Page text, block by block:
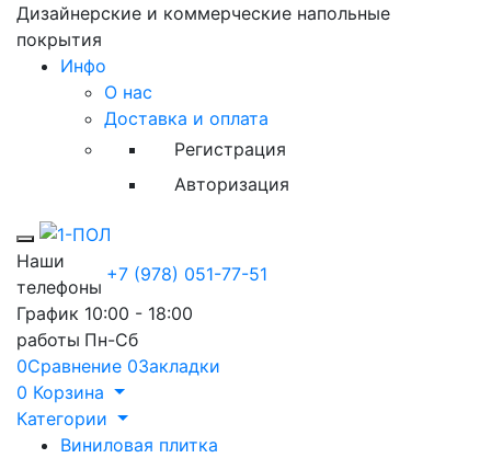
Дизайнерские и коммерческие напольные
покрытия
Инфо
О нас
Доставка и оплата
Регистрация
Авторизация
Toggle mobile menu
Наши
телефоны
+7 (978) 051-77-51
График
работы
10:00 - 18:00
Пн-Сб
0Сравнение 0Закладки
0 Корзина
Категории
Виниловая плитка